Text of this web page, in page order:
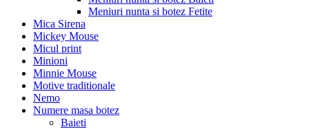
Meniuri nunta si botez Fetite
Mica Sirena
Mickey Mouse
Micul print
Minioni
Minnie Mouse
Motive traditionale
Nemo
Numere masa botez
Baieti